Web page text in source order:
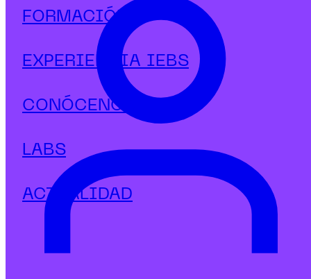
FORMACIÓN
EXPERIENCIA IEBS
CONÓCENOS
LABS
ACTUALIDAD
MBA en Innovación Estratégica e
Inteligencia Artificial
El MBA de IA para directivos que lideran con
Innovación Estratégica